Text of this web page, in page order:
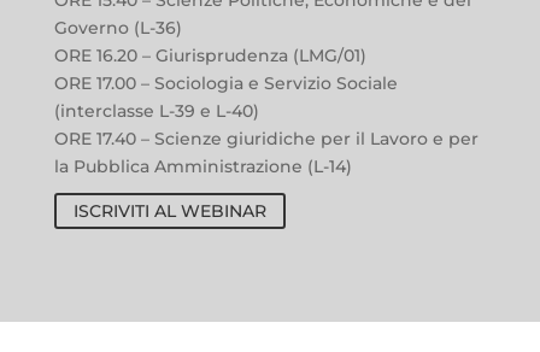
Governo (L-36)
ORE 16.20 – Giurisprudenza (LMG/01)
ORE 17.00 – Sociologia e Servizio Sociale
(interclasse L-39 e L-40)
ORE 17.40 – Scienze giuridiche per il Lavoro e per
la Pubblica Amministrazione (L-14)
ISCRIVITI AL WEBINAR